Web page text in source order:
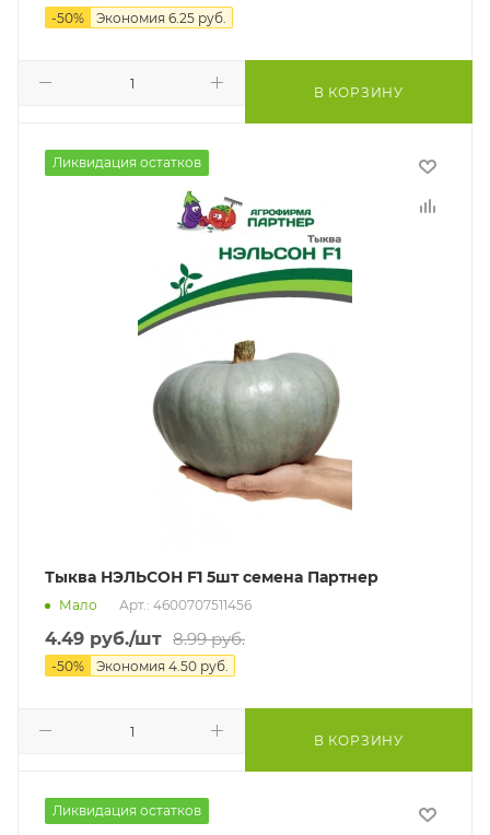
-50% Экономия 6.25 руб.
В КОРЗИНУ
Ликвидация остатков
Тыква НЭЛЬСОН F1 5шт семена Партнер
Мало Арт.: 4600707511456
4.49 руб./шт 8.99руб.
-50% Экономия 4.50 руб.
В КОРЗИНУ
Ликвидация остатков